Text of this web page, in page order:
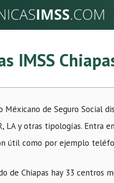
IMSS
Méxicano de Seguro Social
LA y otras tipologías. Entra
útil como por ejemplo
de Chiapas hay 33 centros